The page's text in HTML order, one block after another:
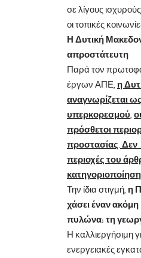
σε λίγους
οι τοπικές
Η Δυτική
απροστάτευτη
Παρά τον
έργων ΑΠΕ, η
αναγνωρίζεται
υπερκορεσμού
πρόσθετοι
προστασίας Δεν
περιοχές του
Την ίδια στιγμή, η
χάσει έναν
πυλώνα: τη
Η καλλιεργήσιμη
ενεργειακές